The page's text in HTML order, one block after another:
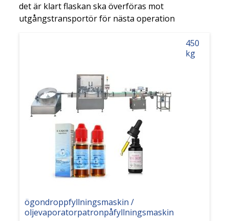
det är klart flaskan ska överföras mot
utgångstransportör för nästa operation
450
kg
ögondroppfyllningsmaskin /
oljevaporatorpatronpåfyllningsmaskin